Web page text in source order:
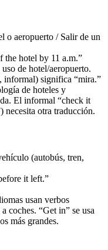
o aeropuerto / Salir de un
the hotel by 11 a.m.”
de hotel/aeropuerto.
informal) significa “mira.”
de hoteles y
El informal “check it
necesita otra traducción.
(autobús, tren,
it left.”
usan verbos
coches. “Get in” se usa
más grandes.